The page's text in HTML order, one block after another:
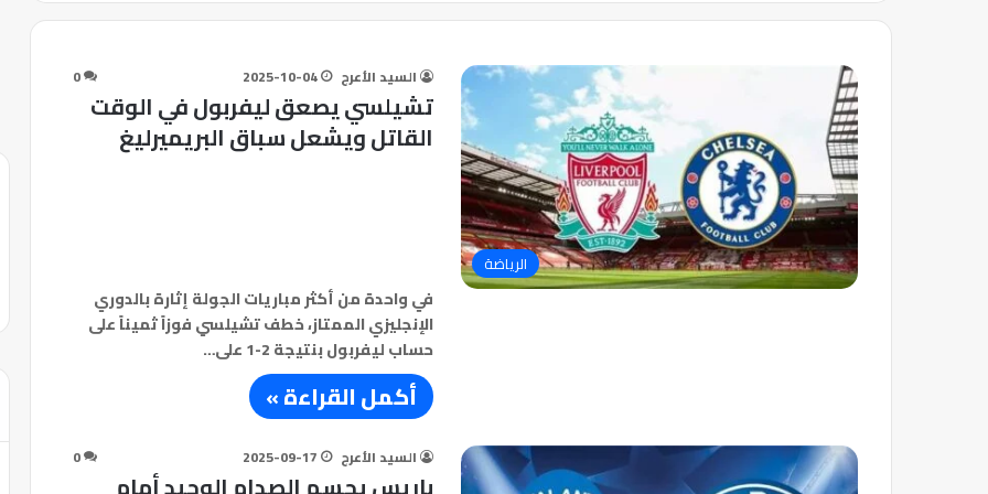
الرياضة
السيد الأعرج 2025-10-04
0
تشيلسي يصعق ليفربول في الوقت
القاتل ويشعل سباق البريميرليغ
في واحدة من أكثر مباريات الجولة إثارة بالدوري
الإنجليزي الممتاز، خطف تشيلسي فوزاً ثميناً على
حساب ليفربول بنتيجة 2-1 على…
أكمل القراءة »
السيد الأعرج 2025-09-17
0